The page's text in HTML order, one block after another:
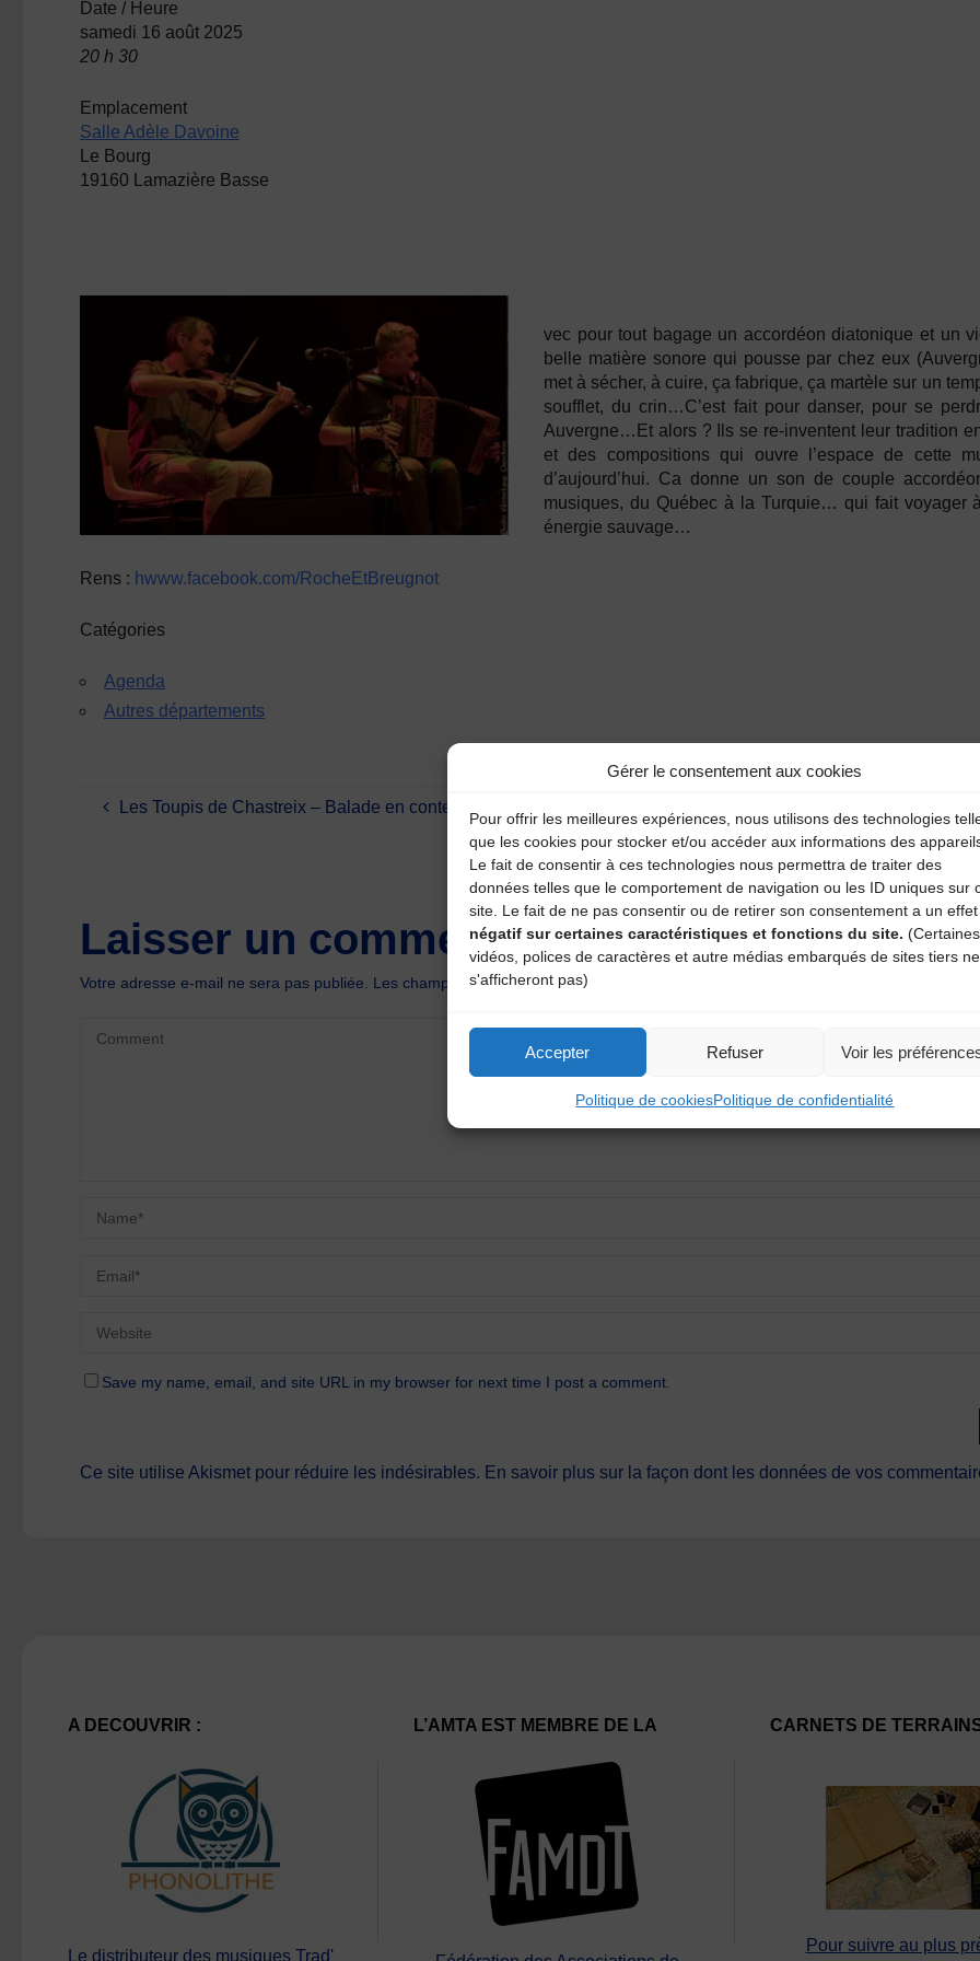
Gérer le consentement aux cookies
Pour offrir les meilleures expériences, nous utilisons des technologies
que les cookies pour stocker et/ou accéder aux informations des
Le fait de consentir à ces technologies nous permettra de traiter des
données telles que le comportement de navigation ou les ID uniques sur
site. Le fait de ne pas consentir ou de retirer son consentement a un effet
négatif sur certaines caractéristiques et fonctions du site. (Certaines
vidéos, polices de caractères et autre médias embarqués de sites tiers ne
s'afficheront pas)
Accepter Refuser Voir les
Politique de cookiesPolitique de confidentialité
Date / Heure
samedi 16 août 2025
20 h 30
Emplacement
Salle Adèle Davoine
Le Bourg
19160 Lamazière Basse
vec pour tout bagage un accordéon diatonique et un
belle matière sonore qui pousse par chez eux
met à sécher, à cuire, ça fabrique, ça martèle sur un
soufflet, du crin…C’est fait pour danser, pour se
Auvergne…Et alors ? Ils se re-inventent leur tradition
et des compositions qui ouvre l’espace de cette
d’aujourd’hui. Ca donne un son de couple
musiques, du Québec à la Turquie… qui fait voyager
énergie sauvage…
Rens : hwww.facebook.com/RocheEtBreugnot
Catégories
Agenda
Autres départements
Les Toupis de Chastreix – Balade en contes et en musique
Grande
Laisser un commentaire
Votre adresse e-mail ne sera pas publiée. Les champs obligatoires sont indiqués avec
Save my name, email, and site URL in my browser for next time I post a comment.
Ce site utilise Akismet pour réduire les indésirables. En savoir plus sur la façon dont les données de vos
A DECOUVRIR :
Le distributeur des musiques Trad'
L’AMTA EST MEMBRE DE LA CARNETS DE
Pour suivre au plus